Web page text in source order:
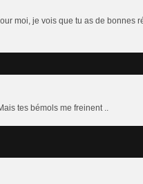
moi, je vois que tu as de bonnes
tes bémols me freinent ..